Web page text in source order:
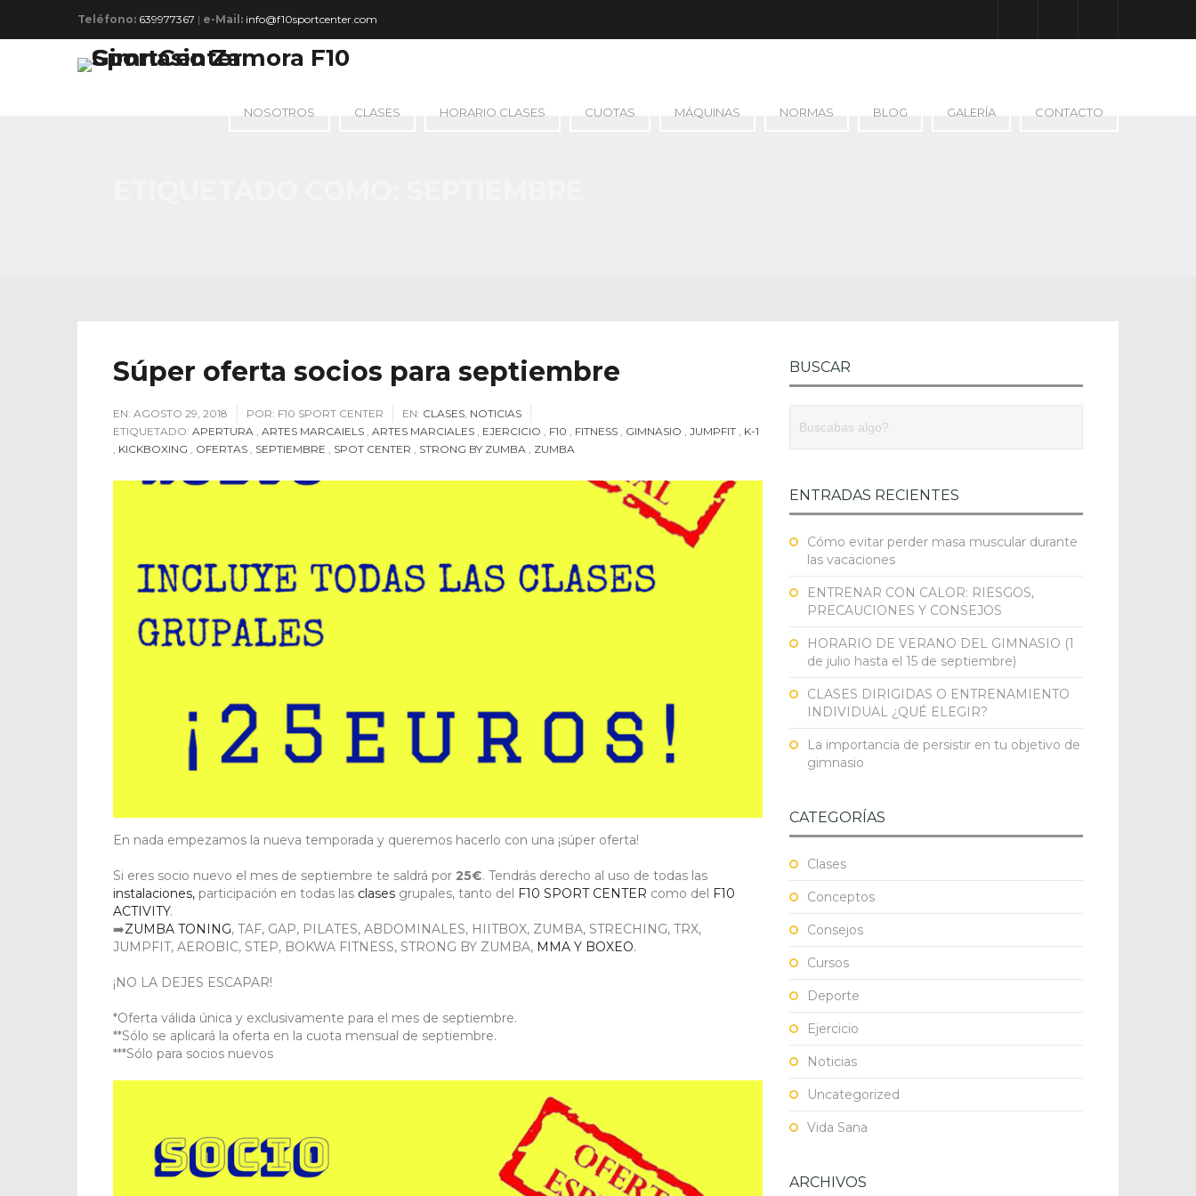
Teléfono: 639977367 | e-Mail: info@f10sportcenter.com
NOSOTROS CLASES HORARIO CLASES CUOTAS MÁQUINAS NORMAS BLOG GALERÍA CONTACTO
Súper oferta socios para septiembre
EN: AGOSTO 29, 2018 POR: F10 SPORT CENTER EN: CLASES, NOTICIAS
ETIQUETADO: APERTURA , ARTES MARCAIELS , ARTES MARCIALES , EJERCICIO , F10 , FITNESS , GIMNASIO , JUMPFIT , K-1
, KICKBOXING , OFERTAS , SEPTIEMBRE , SPOT CENTER , STRONG BY ZUMBA , ZUMBA
En nada empezamos la nueva temporada y queremos hacerlo con una ¡súper oferta!
Si eres socio nuevo el mes de septiembre te saldrá por 25€. Tendrás derecho al uso de todas las
instalaciones, participación en todas las clases grupales, tanto del F10 SPORT CENTER como del F10
ACTIVITY.
➡️ZUMBA TONING, TAF, GAP, PILATES, ABDOMINALES, HIITBOX, ZUMBA, STRECHING, TRX,
JUMPFIT, AEROBIC, STEP, BOKWA FITNESS, STRONG BY ZUMBA, MMA Y BOXEO.
¡NO LA DEJES ESCAPAR!
*Oferta válida única y exclusivamente para el mes de septiembre.
**Sólo se aplicará la oferta en la cuota mensual de septiembre.
***Sólo para socios nuevos
BUSCAR
ENTRADAS RECIENTES
Cómo evitar perder masa muscular durante
las vacaciones
ENTRENAR CON CALOR: RIESGOS,
PRECAUCIONES Y CONSEJOS
HORARIO DE VERANO DEL GIMNASIO (1
de julio hasta el 15 de septiembre)
CLASES DIRIGIDAS O ENTRENAMIENTO
INDIVIDUAL ¿QUÉ ELEGIR?
La importancia de persistir en tu objetivo de
gimnasio
CATEGORÍAS
Clases
Conceptos
Consejos
Cursos
Deporte
Ejercicio
Noticias
Uncategorized
Vida Sana
ARCHIVOS